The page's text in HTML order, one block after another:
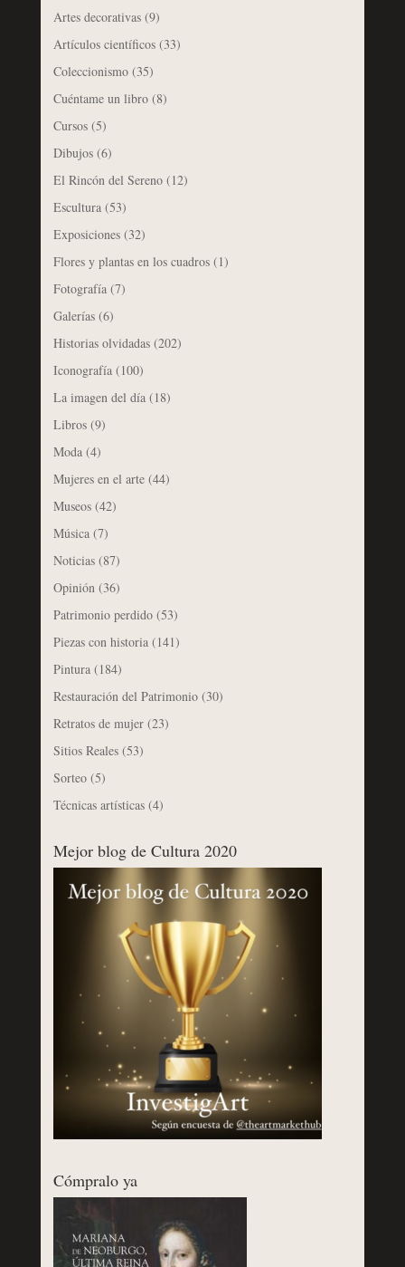
Artes decorativas(9)
Artículos científicos(33)
Coleccionismo(35)
Cuéntame un libro(8)
Cursos(5)
Dibujos(6)
El Rincón del Sereno(12)
Escultura(53)
Exposiciones(32)
Flores y plantas en los cuadros(1)
Fotografía(7)
Galerías(6)
Historias olvidadas(202)
Iconografía(100)
La imagen del día(18)
Libros(9)
Moda(4)
Mujeres en el arte(44)
Museos(42)
Música(7)
Noticias(87)
Opinión(36)
Patrimonio perdido(53)
Piezas con historia(141)
Pintura(184)
Restauración del Patrimonio(30)
Retratos de mujer(23)
Sitios Reales(53)
Sorteo(5)
Técnicas artísticas(4)
Mejor blog de Cultura 2020
Cómpralo ya